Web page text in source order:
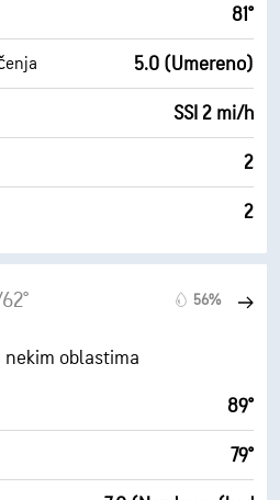
81°
5.0 (Umereno)
SSI 2 mi/h
2
2
56%
oblastima
89°
79°